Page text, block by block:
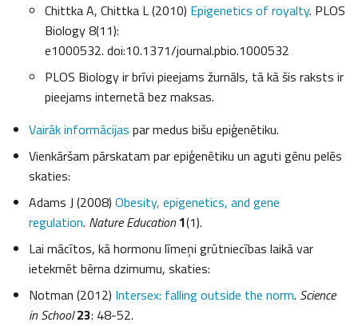
Chittka A, Chittka L (2010) Epigenetics of royalty. PLOS
Biology 8(11):
e1000532. doi:10.1371/journal.pbio.1000532
PLOS Biology ir brīvi pieejams žurnāls, tā kā šis raksts ir
pieejams internetā bez maksas.
Vairāk informācijas par medus bišu epiģenētiku.
Vienkāršam pārskatam par epiģenētiku un aguti gēnu pelēs
skaties:
Adams J (2008) Obesity, epigenetics, and gene
regulation. Nature Education1(1).
Lai mācītos, kā hormonu līmeņi grūtniecības laikā var
ietekmēt bērna dzimumu, skaties:
Notman (2012) Intersex: falling outside the norm. Science
in School 23: 48-52.